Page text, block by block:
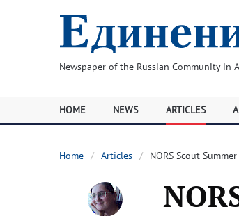
Newspaper of the Russian Community in
HOME NEWS ARTICLES
Home Articles NORS Scout